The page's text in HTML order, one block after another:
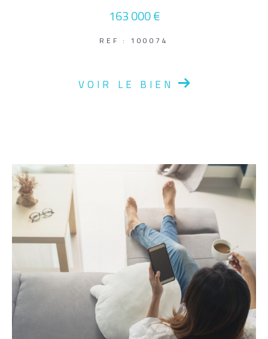
163 000 €
REF : 100074
VOIR LE BIEN
RECHERCHER